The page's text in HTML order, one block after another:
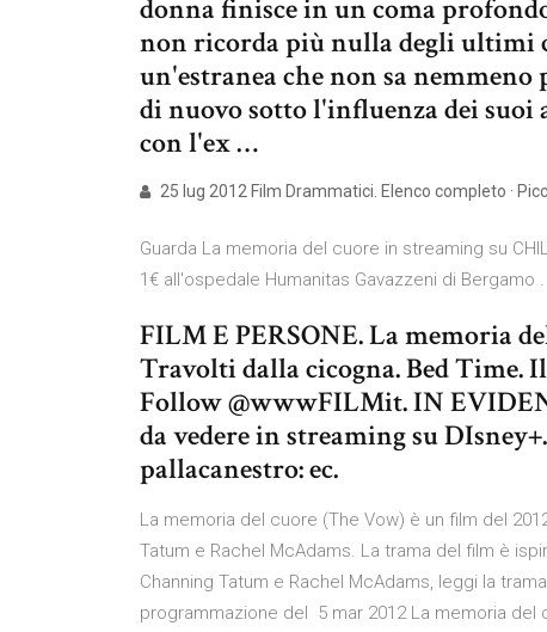
donna finisce in un coma
non ricorda più nulla degli ultimi
un'estranea che non sa
di nuovo sotto l'influenza dei
con l'ex …
25 lug 2012 Film Drammatici. Elenco completo ·
Guarda La memoria del cuore in streaming su
1€ all'ospedale Humanitas Gavazzeni di Bergamo .
FILM E PERSONE. La memoria
Travolti dalla cicogna. Bed Time.
Follow @wwwFILMit. IN
da vedere in streaming su
pallacanestro: ec.
La memoria del cuore (The Vow) è un film del
Tatum e Rachel McAdams. La trama del film è
Channing Tatum e Rachel McAdams, leggi la
programmazione del 5 mar 2012 La memoria del